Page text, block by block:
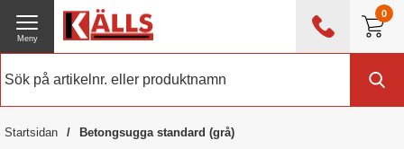
0
0476 - 214 80
Meny
Startsidan Betongsugga standard (grå)